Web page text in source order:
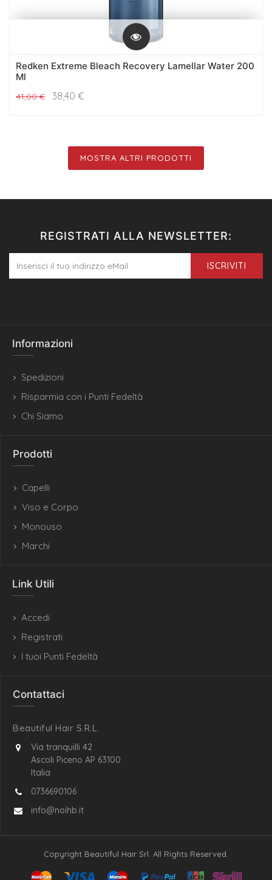
Redken Extreme Bleach Recovery Lamellar Water 200
Ml
41,00€ 38,40 €
MOSTRA ALTRI PRODOTTI
REGISTRATI ALLA NEWSLETTER:
ISCRIVITI
Informazioni
Spedizioni
Risparmia con i Punti Fedeltà
Chi Siamo
Prodotti
Capelli
Viso e Corpo
Monouso
Marchi
Link Utili
Accedi
Registrati
I tuoi Punti Fedeltà
Contattaci
Beautiful Hair S.R.L.
Via tranquilli 42
Ascoli Piceno AP 63100
Italia
0736690106
info@noihb.it
Copyright Beautiful Hair Srl. All Rights Reserved.